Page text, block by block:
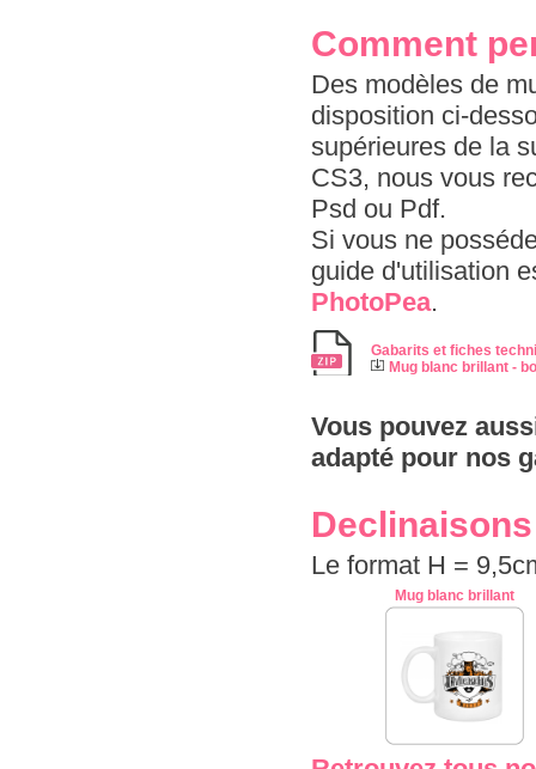
Comment
Des modèles de
disposition ci-
supérieures de la
CS3, nous vous
Psd ou Pdf.
Si vous ne
guide d'utilisation
PhotoPea.
Gabarits et fiches
Mug blanc brillant -
Vous pouvez
adapté pour nos
Declinaisons
Le format H =
Mug blanc brillant